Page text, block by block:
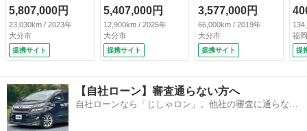
純正１４インチナ
ビ 後席モニター
全周囲カメラ 両側
電動スライド 衝突
軽減 レーダークル
ＴＣ 電動リアゲー
ト シートエアコン
／ヒーター パワー
シート （車検整備
5,807,000円
23,030km / 2023年
大分市
提携サイト
ニター ９型ディス
プレイオーディオ
両側電動スライドド
ア 全周囲カメラ
ＥＴＣ １００Ｖ電
ズ コーナーセンサ
ー スマートキー
ＬＥＤヘッド 純正
5,407,000円
12,900km / 2025年
大分市
提携サイト
ＰＩＮＥ ＢＩＧ
Ｘ１１インチＳＤナ
ヒ゛（ＦＭ／フルセ
グＴＶ／ＤＶＤ／Ｃ
Ｄ／Ｂｌｕｅｔｏｏ
Ｄ／ＨＤＭＩ） 社
外ＡＬＰＩＮＥ１
２．８インチ後席モ
3,577,000円
66,000km / 2019年
大分市
提携サイト
ー
タ
パ
ア
ン
福
提
【自社ローン】審査通らない方へ
自社ローンなら「じしゃロン」。他社の審査に通らなか